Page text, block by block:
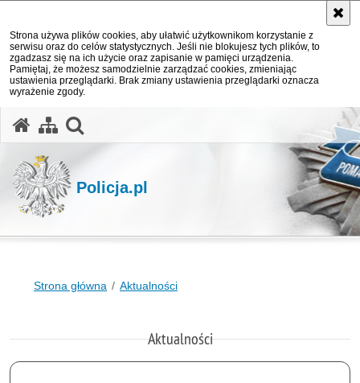
Strona używa plików cookies, aby ułatwić użytkownikom korzystanie z
serwisu oraz do celów statystycznych. Jeśli nie blokujesz tych plików, to
zgadzasz się na ich użycie oraz zapisanie w pamięci urządzenia.
Pamiętaj, że możesz samodzielnie zarządzać cookies, zmieniając
ustawienia przeglądarki. Brak zmiany ustawienia przeglądarki oznacza
wyrażenie zgody.
Policja.pl
Strona główna Aktualności
Aktualności